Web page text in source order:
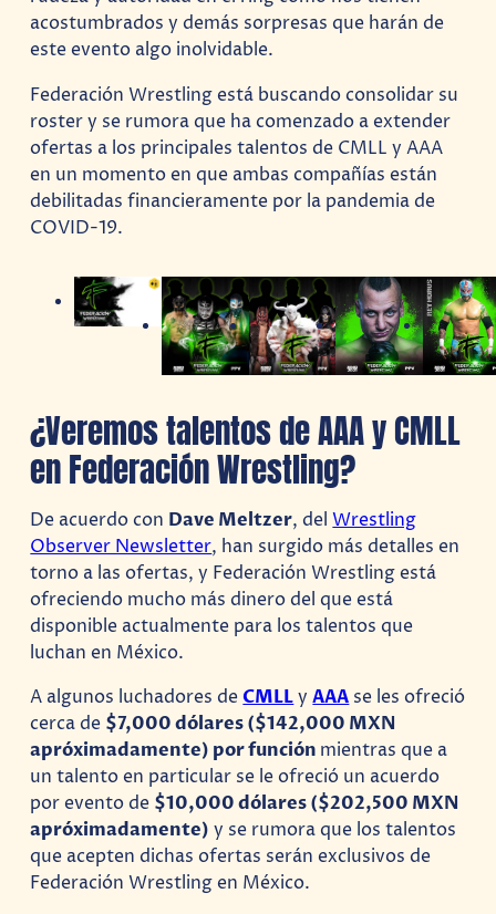
acostumbrados y demás sorpresas que harán de
este evento algo inolvidable.
Federación Wrestling está buscando consolidar su
roster y se rumora que ha comenzado a extender
ofertas a los principales talentos de CMLL y AAA
en un momento en que ambas compañías están
debilitadas financieramente por la pandemia de
COVID-19.
¿Veremos talentos de AAA y CMLL
en Federación Wrestling?
De acuerdo con Dave Meltzer, delWrestling
Observer Newsletter, han surgido más detalles en
torno a las ofertas, y Federación Wrestling está
ofreciendo mucho más dinero del que está
disponible actualmente para los talentos que
luchan en México.
A algunos luchadores deCMLLyAAAse les ofreció
cerca de $7,000 dólares ($142,000 MXN
apróximadamente) por función mientras que a
un talento en particular se le ofreció un acuerdo
por evento de $10,000 dólares ($202,500 MXN
apróximadamente) y se rumora que los talentos
que acepten dichas ofertas serán exclusivos de
Federación Wrestling en México.